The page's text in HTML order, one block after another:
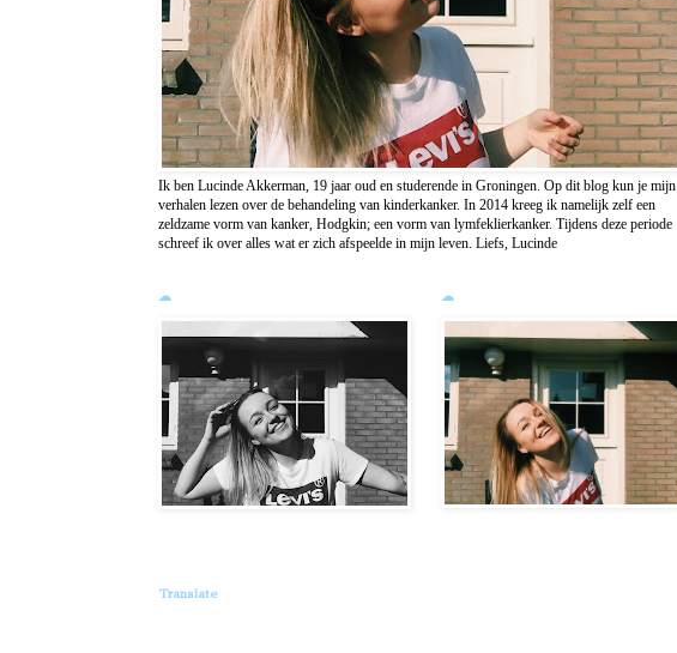
Ik ben Lucinde Akkerman, 19 jaar oud en studerende in Groningen. Op dit blog kun je mijn
verhalen lezen over de behandeling van kinderkanker. In 2014 kreeg ik namelijk zelf een
zeldzame vorm van kanker, Hodgkin; een vorm van lymfeklierkanker. Tijdens deze periode
schreef ik over alles wat er zich afspeelde in mijn leven. Liefs, Lucinde
☁ ☁
Translate